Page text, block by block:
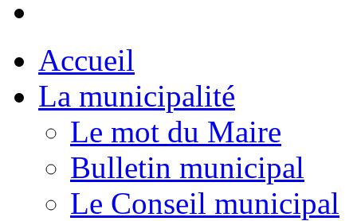
Accueil
La municipalité
Le mot du Maire
Bulletin municipal
Le Conseil municipal